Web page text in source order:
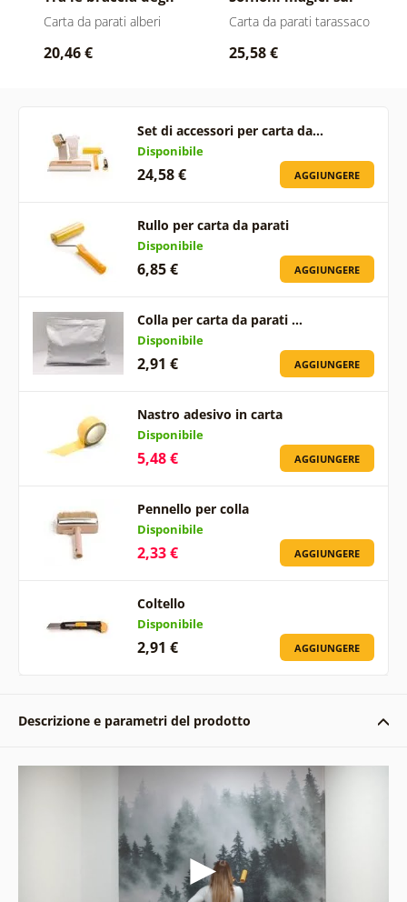
alberi Peach Fuzz
Carta da parati alberi
20,46 €
prato Peach Fuzz
Carta da parati tarassaco
25,58 €
Set di accessori per carta da…
Disponibile
24,58 € AGGIUNGERE
Rullo per carta da parati
Disponibile
6,85 € AGGIUNGERE
Colla per carta da parati …
Disponibile
2,91 € AGGIUNGERE
Nastro adesivo in carta
Disponibile
5,48 € AGGIUNGERE
Pennello per colla
Disponibile
2,33 € AGGIUNGERE
Coltello
Disponibile
2,91 € AGGIUNGERE
Descrizione e parametri del prodotto